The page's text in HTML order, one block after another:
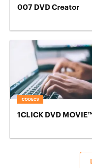
007 DVD Creator
CODECS
1CLICK DVD